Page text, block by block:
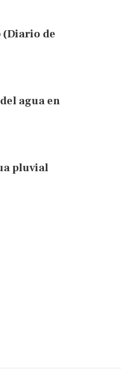
(Diario de
agua en
pluvial